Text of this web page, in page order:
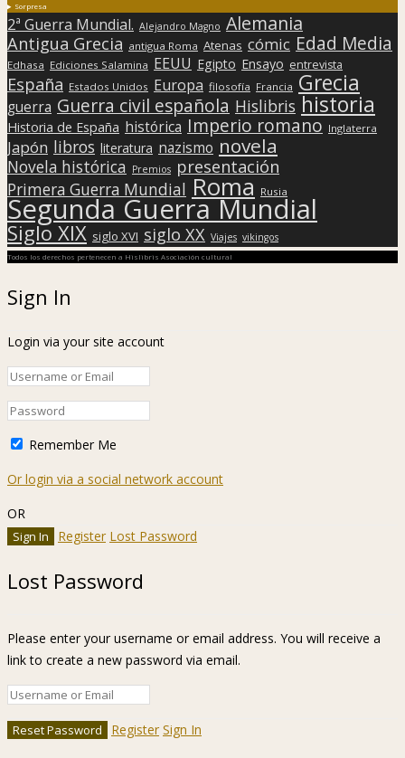
Sorpresa
2ª Guerra Mundial. Alejandro Magno Alemania
Antigua Grecia antigua Roma Atenas cómic Edad Media
Edhasa Ediciones Salamina EEUU Egipto Ensayo entrevista
España Estados Unidos Europa filosofía Francia Grecia
guerra Guerra civil española Hislibris historia
Historia de España histórica Imperio romano Inglaterra
Japón libros literatura nazismo novela
Novela histórica Premios presentación
Primera Guerra Mundial Roma Rusia
Segunda Guerra Mundial
Siglo XIX siglo XVI siglo XX Viajes vikingos
Todos los derechos pertenecen a Hislibris Asociación cultural
Sign In
Login via your site account
Remember Me
Or login via a social network account
OR
Register Lost Password
Lost Password
Please enter your username or email address. You will receive a
link to create a new password via email.
Register Sign In